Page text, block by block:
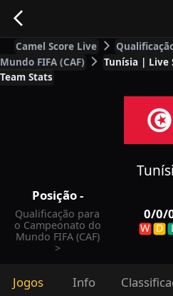
Camel Score Live
Mundo FIFA (CAF)
Tunísia | Live
Team Stats
Posição-
Qualificação para
o Campeonato do
Mundo FIFA (CAF)
>
0/0/
W D
Jogos Info